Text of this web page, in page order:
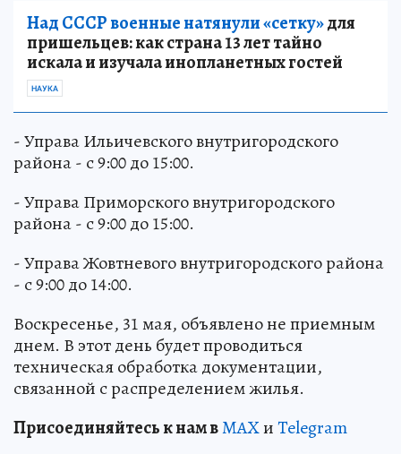
Над СССР военные натянули «сетку»для
пришельцев: как страна 13 лет тайно
искала и изучала инопланетных гостей
НАУКА
- Управа Ильичевского внутригородского
района - с 9:00 до 15:00.
- Управа Приморского внутригородского
района - с 9:00 до 15:00.
- Управа Жовтневого внутригородского района
- с 9:00 до 14:00.
Воскресенье, 31 мая, объявлено не приемным
днем. В этот день будет проводиться
техническая обработка документации,
связанной с распределением жилья.
Присоединяйтесь к нам вMAXиTelegram